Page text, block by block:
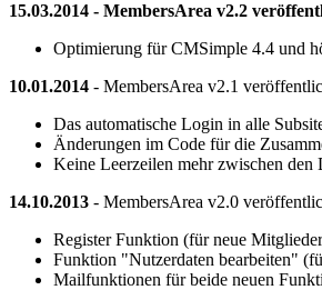
15.03.2014 - MembersArea v2.2
Optimierung für CMSimple 4.4 und
10.01.2014 - MembersArea v2.1
Das automatische Login in alle
Änderungen im Code für die
Keine Leerzeilen mehr zwischen den
14.10.2013 - MembersArea v2.0
Register Funktion (für neue
Funktion "Nutzerdaten bearbeiten"
Mailfunktionen für beide neuen